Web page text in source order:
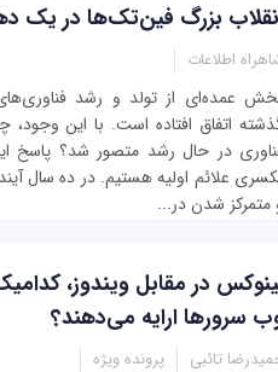
بزرگ فین‌تک‌ها در یک
اطلاعات
عمده‌ای از تولد و رشد
اتفاق افتاده است. با این وجود،
در حال رشد متصور شد؟ پاسخ
علائم اولیه هستیم. در ده سال
متمرکز شدن در...
در مقابل ویندوز،
سرورها ارایه می‌دهند؟
تائبی پرونده ویژه